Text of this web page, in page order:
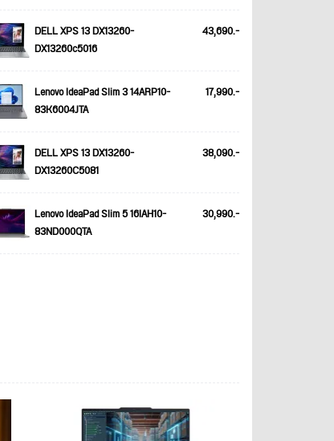
DELL XPS 13 DX13260-
DX13260c5016
43,690.-
Lenovo IdeaPad Slim 3 14ARP10-
83K6004JTA
17,990.-
DELL XPS 13 DX13260-
DX13260C5081
38,090.-
Lenovo IdeaPad Slim 5 16IAH10-
83ND000QTA
30,990.-